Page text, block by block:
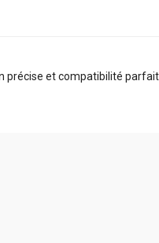
et compatibilité